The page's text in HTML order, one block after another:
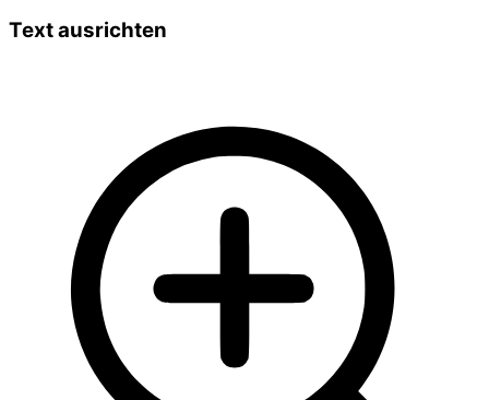
Text ausrichten